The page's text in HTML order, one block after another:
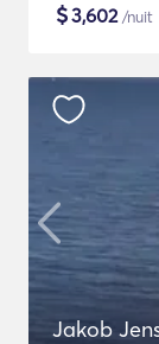
$3,602/nuit
Jakob